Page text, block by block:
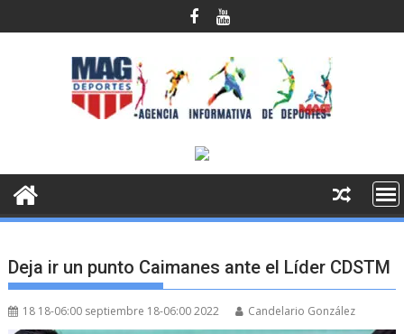
al
Deja ir un punto Caimanes ante el Líder CDSTM
18 18-06:00 septiembre 18-06:00 2022 Candelario González